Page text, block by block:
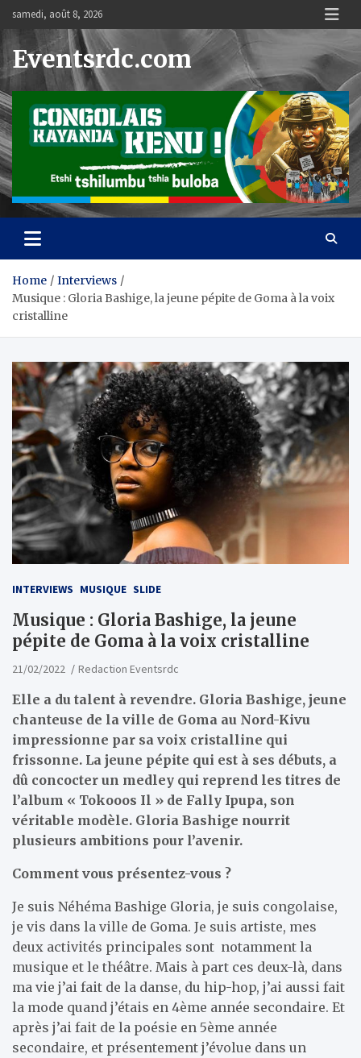
content
samedi, août 8, 2026
Eventsrdc.com
Home
Interviews
Musique : Gloria Bashige, la jeune pépite de Goma à la voix
cristalline
INTERVIEWS MUSIQUE SLIDE
Musique : Gloria Bashige, la jeune
pépite de Goma à la voix cristalline
21/02/2022 Redaction Eventsrdc
Elle a du talent à revendre. Gloria Bashige, jeune
chanteuse de la ville de Goma au Nord-Kivu
impressionne par sa voix cristalline qui
frissonne. La jeune pépite qui est à ses débuts, a
dû concocter un medley qui reprend les titres de
l’album « Tokooos Il » de Fally Ipupa, son
véritable modèle. Gloria Bashige nourrit
plusieurs ambitions pour l’avenir.
Comment vous présentez-vous ?
Je suis Néhéma Bashige Gloria, je suis congolaise,
je vis dans la ville de Goma. Je suis artiste, mes
deux activités principales sont notamment la
musique et le théâtre. Mais à part ces deux-là, dans
ma vie j’ai fait de la danse, du hip-hop, j’ai aussi fait
la mode quand j’étais en 4ème année secondaire. Et
après j’ai fait de la poésie en 5ème année
secondaire, et présentement j’évolue dans un